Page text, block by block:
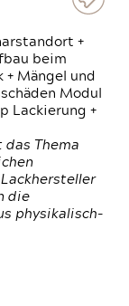
+
beim
+ Mängel und
Modul
Lackierung +
Thema
die
physikalisch-